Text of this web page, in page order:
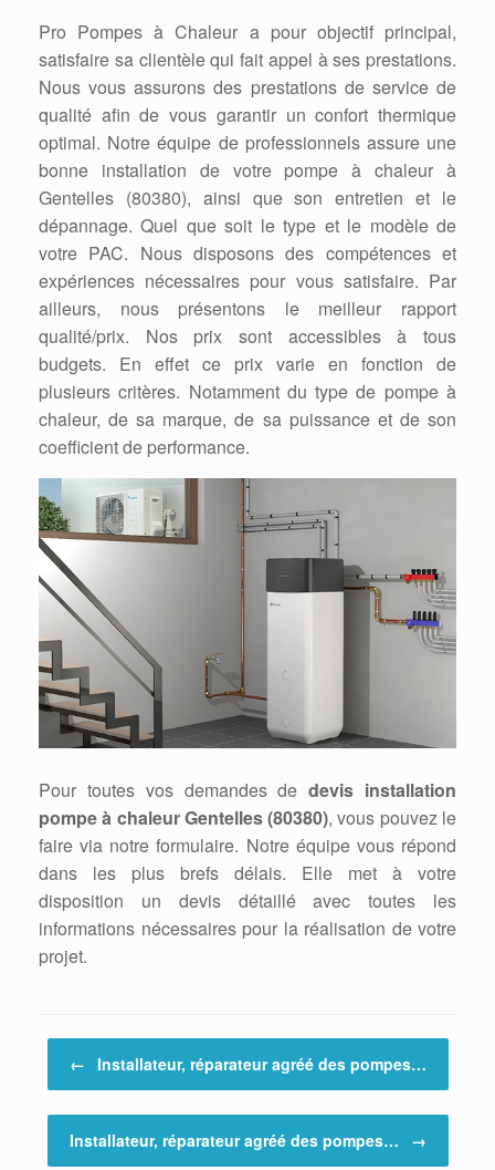
Pro Pompes à Chaleur a pour objectif principal,
satisfaire sa clientèle qui fait appel à ses prestations.
Nous vous assurons des prestations de service de
qualité afin de vous garantir un confort thermique
optimal. Notre équipe de professionnels assure une
bonne installation de votre pompe à chaleur à
Gentelles (80380), ainsi que son entretien et le
dépannage. Quel que soit le type et le modèle de
votre PAC. Nous disposons des compétences et
expériences nécessaires pour vous satisfaire. Par
ailleurs, nous présentons le meilleur rapport
qualité/prix. Nos prix sont accessibles à tous
budgets. En effet ce prix varie en fonction de
plusieurs critères. Notamment du type de pompe à
chaleur, de sa marque, de sa puissance et de son
coefficient de performance.
Pour toutes vos demandes dedevis installation
pompe à chaleur Gentelles (80380), vous pouvez le
faire via notre formulaire. Notre équipe vous répond
dans les plus brefs délais. Elle met à votre
disposition un devis détaillé avec toutes les
informations nécessaires pour la réalisation de votre
projet.
← Installateur, réparateur agréé des pompes…
Installateur, réparateur agréé des pompes… →